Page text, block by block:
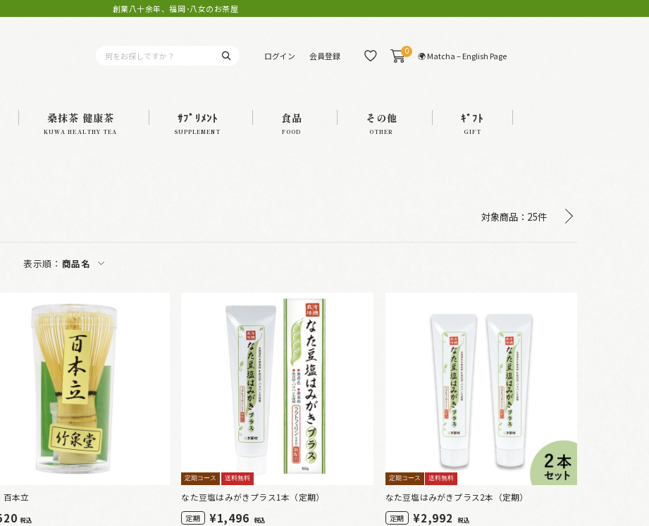
創業八十余年、福岡･八女のお茶屋
ログイン 会員登録 0 🌍 Matcha – English Page
桑抹茶 健康茶
KUWA HEALTHY TEA
ｻﾌﾟﾘﾒﾝﾄ
SUPPLEMENT
食品
FOOD
その他
OTHER
ｷﾞﾌﾄ
GIFT
対象商品： 25件
表示順： 商品名
本立
税込
定期コース 送料無料
なた豆塩はみがきプラス1本（定期）
定期 ¥1,496 税込
定期コース 送料無料
なた豆塩はみがきプラス2本（定期）
定期 ¥2,992 税込